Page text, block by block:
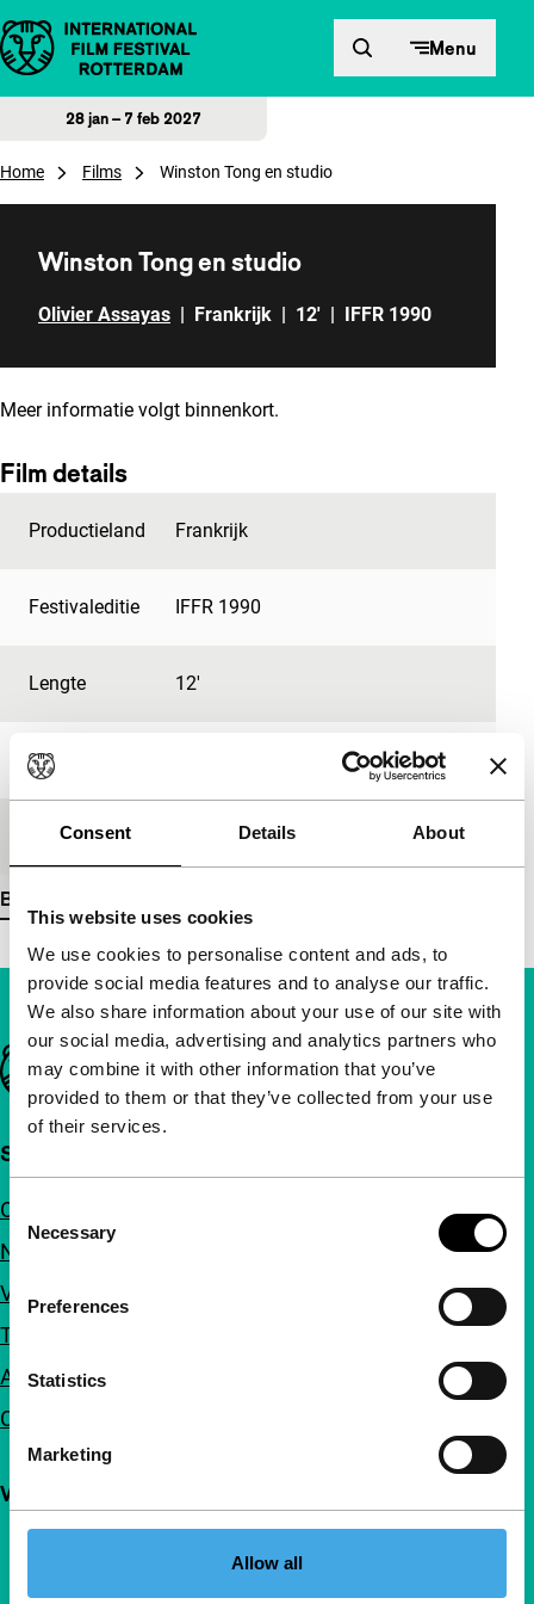
Consent Details About
This website uses cookies
We use cookies to personalise content and ads, to
provide social media features and to analyse our traffic.
We also share information about your use of our site with
our social media, advertising and analytics partners who
may combine it with other information that you’ve
provided to them or that they’ve collected from your use
of their services.
Consent
Selection
Necessary
Preferences
Statistics
Marketing
Allow all
Direct naar inhoud Menu
28 jan – 7 feb 2027
Home Films Winston Tong en studio
Winston Tong en studio
Olivier Assayas | Frankrijk | 12' | IFFR 1990
Meer informatie volgt binnenkort.
Film details
Productieland Frankrijk
Festivaleditie IFFR 1990
Lengte 12'
Medium/Formaat
Première status
Bekijk meer details
Belangrijke links
Snel naar
Over ons
Nieuwsbrieven
Veelgestelde vragen
Toegankelijkheid
Adverteren
Contact
Volg IFFR